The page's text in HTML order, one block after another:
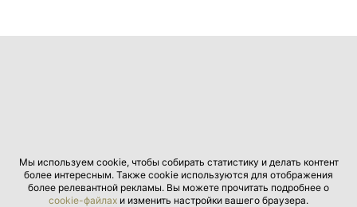
Мы используем cookie, чтобы собирать статистику и делать контент
более интересным. Также cookie используются для отображения
более релевантной рекламы. Вы можете прочитать подробнее о
cookie-файлах и изменить настройки вашего браузера.